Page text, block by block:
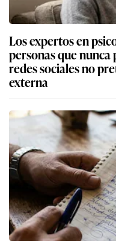
Los expertos en
personas que
redes sociales no
externa